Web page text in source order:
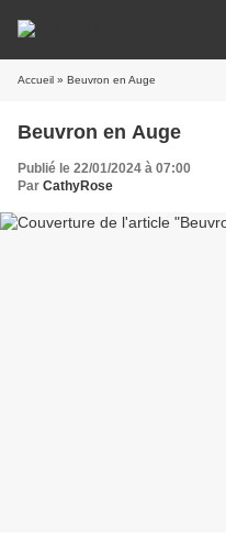
Accueil » Beuvron en Auge
Beuvron en Auge
Publié le 22/01/2024 à 07:00
Par CathyRose